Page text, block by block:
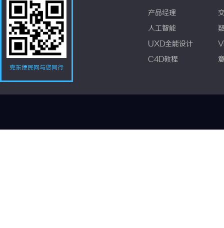
克东便民网与您同行
产品经理
人工智能
UXD全能设计
C4D教程